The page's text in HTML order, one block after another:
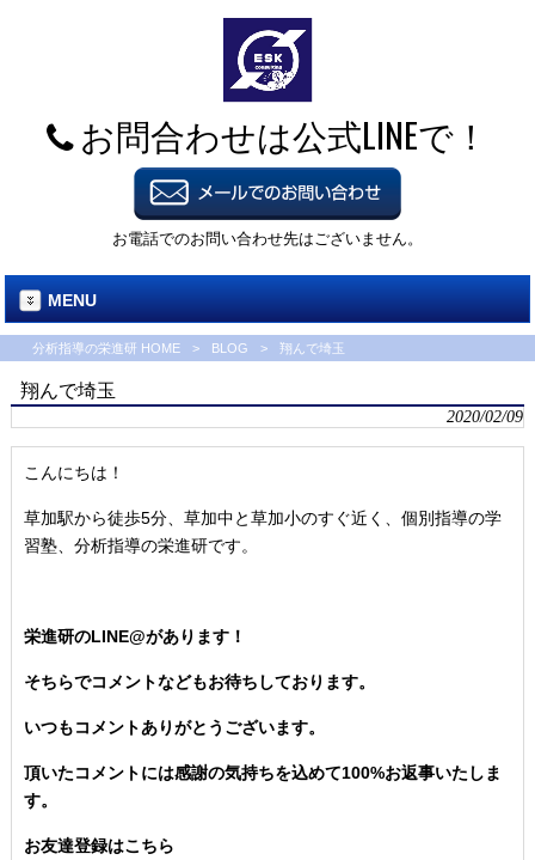
お問合わせは公式LINEで！
お電話でのお問い合わせ先はございません。
MENU
分析指導の栄進研 HOME > BLOG > 翔んで埼玉
翔んで埼玉
2020/02/09
こんにちは！
草加駅から徒歩5分、草加中と草加小のすぐ近く、個別指導の学
習塾、分析指導の栄進研です。
栄進研のLINE@があります！
そちらでコメントなどもお待ちしております。
いつもコメントありがとうございます。
頂いたコメントには感謝の気持ちを込めて100%お返事いたしま
す。
お友達登録はこちら